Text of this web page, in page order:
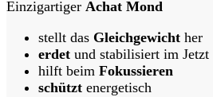
Einzigartiger Achat Mond
stellt das Gleichgewicht her
erdet und stabilisiert im Jetzt
hilft beim Fokussieren
schützt energetisch